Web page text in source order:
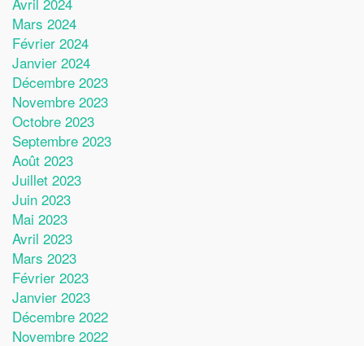
Mars 2024
Février 2024
Janvier 2024
Décembre 2023
Novembre 2023
Octobre 2023
Septembre 2023
Août 2023
Juillet 2023
Juin 2023
Mai 2023
Avril 2023
Mars 2023
Février 2023
Janvier 2023
Décembre 2022
Novembre 2022